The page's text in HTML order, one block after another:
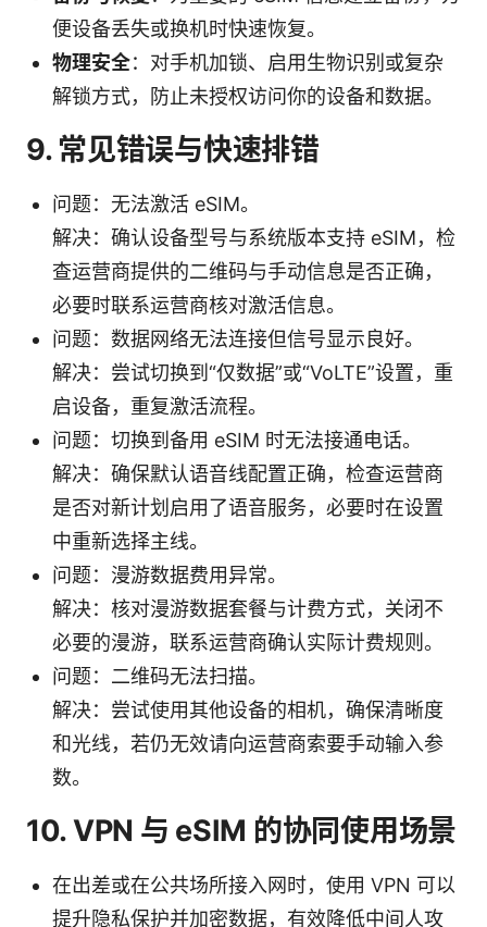
便设备丢失或换机时快速恢复。
物理安全：对手机加锁、启用生物识别或复杂
解锁方式，防止未授权访问你的设备和数据。
9. 常见错误与快速排错
问题：无法激活 eSIM。
解决：确认设备型号与系统版本支持 eSIM，检
查运营商提供的二维码与手动信息是否正确，
必要时联系运营商核对激活信息。
问题：数据网络无法连接但信号显示良好。
解决：尝试切换到“仅数据”或“VoLTE”设置，重
启设备，重复激活流程。
问题：切换到备用 eSIM 时无法接通电话。
解决：确保默认语音线配置正确，检查运营商
是否对新计划启用了语音服务，必要时在设置
中重新选择主线。
问题：漫游数据费用异常。
解决：核对漫游数据套餐与计费方式，关闭不
必要的漫游，联系运营商确认实际计费规则。
问题：二维码无法扫描。
解决：尝试使用其他设备的相机，确保清晰度
和光线，若仍无效请向运营商索要手动输入参
数。
10. VPN 与 eSIM 的协同使用场景
在出差或在公共场所接入网时，使用 VPN 可以
提升隐私保护并加密数据，有效降低中间人攻